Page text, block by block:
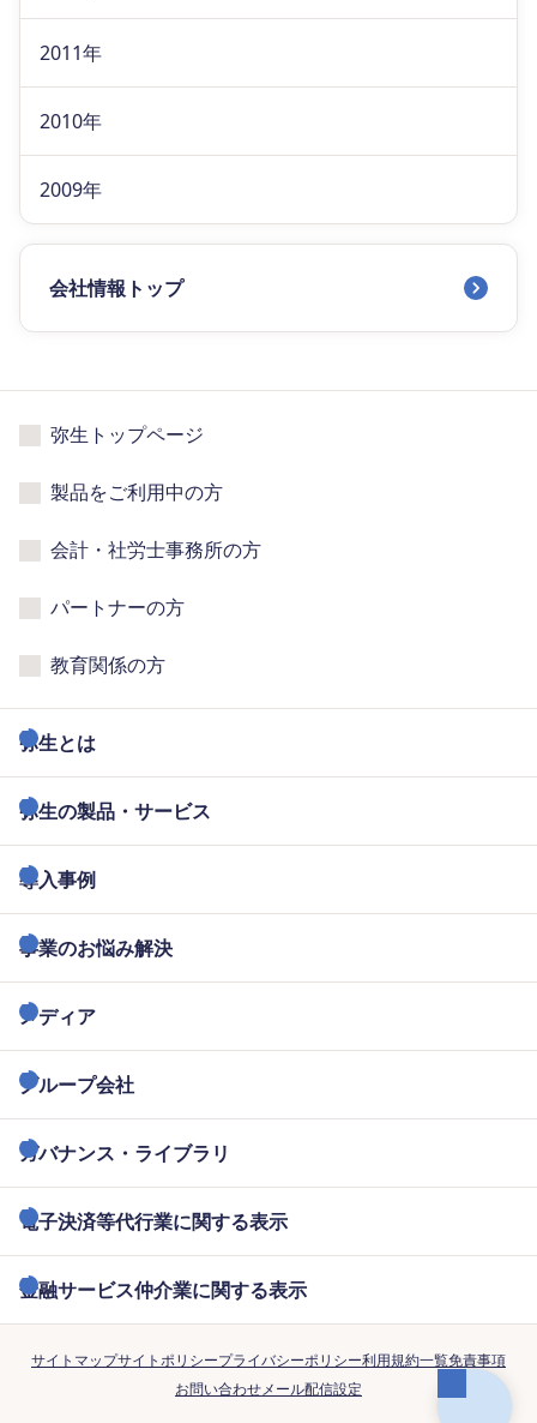
2011年
2010年
2009年
会社情報トップ
弥生トップページ
製品をご利用中の方
会計・社労士事務所の方
パートナーの方
教育関係の方
弥生とは
弥生の製品・サービス
導入事例
事業のお悩み解決
メディア
グループ会社
ガバナンス・ライブラリ
電子決済等代行業に関する表示
金融サービス仲介業に関する表示
サイトマップサイトポリシープライバシーポリシー利用規約一覧免責事項
お問い合わせメール配信設定